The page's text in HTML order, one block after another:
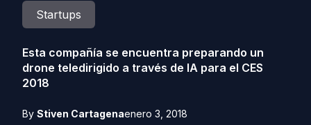
Startups
Esta compañía se encuentra preparando un
drone teledirigido a través de IA para el CES
2018
By Stiven Cartagenaenero 3, 2018